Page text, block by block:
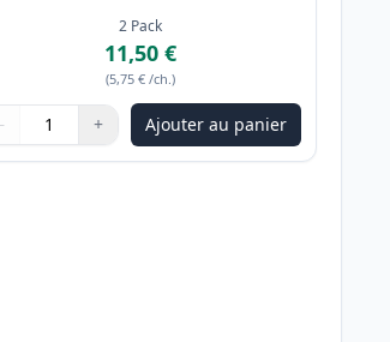
2 Pack
11,50 €
(5,75 € /ch.)
les boutons pour ajuster
+ Ajouter au panier